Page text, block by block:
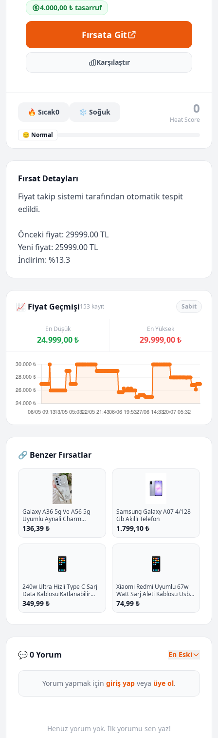
4.000,00 ₺ tasarruf
Fırsata Git
Karşılaştır
🔥 Sıcak0 ❄️ Soğuk 0
Heat Score
😐 Normal
Fırsat Detayları
Fiyat takip sistemi tarafından otomatik tespit
edildi.
Önceki fiyat: 29999.00 TL
Yeni fiyat: 25999.00 TL
İndirim: %13.3
📈 Fiyat Geçmişi153 kayıt Sabit
En Düşük
24.999,00 ₺
En Yüksek
29.999,00 ₺
🔗 Benzer Fırsatlar
Galaxy A36 5g Ve A56 5g
Uyumlu Aynali Charm
Kelebek Oyuncakli Esnek
Silikon Kilif P - %10.9 İndirim
136,39 ₺
Samsung Galaxy A07 4/128
Gb Akıllı Telefon
1.799,10 ₺
📱
240w Ultra Hizli Type C Sarj
Data Kablosu Katlanabilir
Standli Ergonomik Tasarim 1
5m Orgulu P - %19 İndirim
349,99 ₺
📱
Xiaomi Redmi Uyumlu 67w
Watt Sarj Aleti Kablosu Usb
Type C 6a 67w Hizli Sarj
Cihazi Kablosu P - %31.8
74,99 ₺
💬 0 Yorum En Eski
Yorum yapmak için giriş yap veya üye ol.
Henüz yorum yok. İlk yorumu sen yaz!